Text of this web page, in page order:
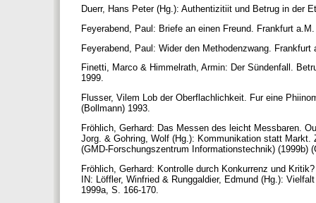
Duerr, Hans Peter (Hg.): Authentizitiit und Betrug in der
Feyerabend, Paul: Briefe an einen Freund. Frankfurt
Feyerabend, Paul: Wider den Methodenzwang.
Finetti, Marco & Himmelrath, Armin: Der Sündenfall.
1999.
Flusser, Vilem Lob der Oberflachlichkeit. Fur eine
(Bollmann) 1993.
Fröhlich, Gerhard: Das Messen des leicht Messbaren.
Jorg. & Gohring, Wolf (Hg.): Kommunikation statt
(GMD-Forschungszentrum Informationstechnik)
Fröhlich, Gerhard: Kontrolle durch Konkurrenz und
IN: Löffler, Winfried & Runggaldier, Edmund (Hg.):
1999a, S. 166-170.